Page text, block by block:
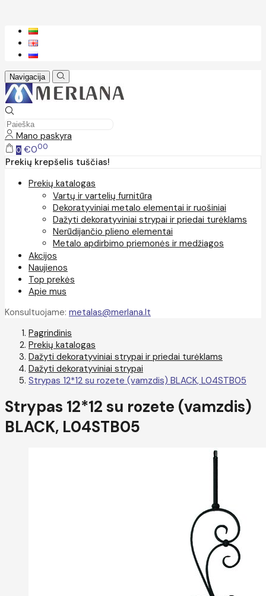
Navigacija
Mano paskyra
0 €000
Prekių krepšelis tuščias!
Prekių katalogas
Vartų ir vartelių furnitūra
Dekoratyviniai metalo elementai ir ruošiniai
Dažyti dekoratyviniai strypai ir priedai turėklams
Nerūdijančio plieno elementai
Metalo apdirbimo priemonės ir medžiagos
Akcijos
Naujienos
Top prekės
Apie mus
Konsultuojame: metalas@merlana.lt
Pagrindinis
Prekių katalogas
Dažyti dekoratyviniai strypai ir priedai turėklams
Dažyti dekoratyviniai strypai
Strypas 12*12 su rozete (vamzdis) BLACK, L04STB05
Strypas 12*12 su rozete (vamzdis)
BLACK, L04STB05